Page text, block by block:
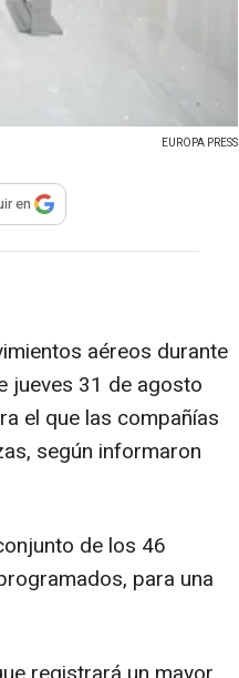
EUROPA PRESS
compartir
en
aéreos durante
jueves 31 de agosto
el que las compañías
según informaron
de los 46
para una